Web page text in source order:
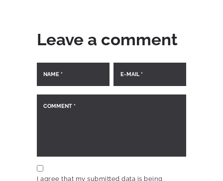
Leave a comment
I agree that my submitted data is being